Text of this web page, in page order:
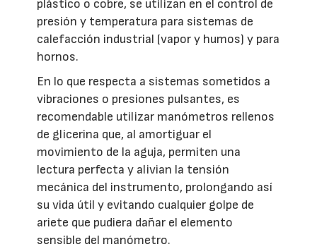
plástico o cobre, se utilizan en el control de
presión y temperatura para sistemas de
calefacción industrial (vapor y humos) y para
hornos.
En lo que respecta a sistemas sometidos a
vibraciones o presiones pulsantes, es
recomendable utilizar manómetros rellenos
de glicerina que, al amortiguar el
movimiento de la aguja, permiten una
lectura perfecta y alivian la tensión
mecánica del instrumento, prolongando así
su vida útil y evitando cualquier golpe de
ariete que pudiera dañar el elemento
sensible del manómetro.